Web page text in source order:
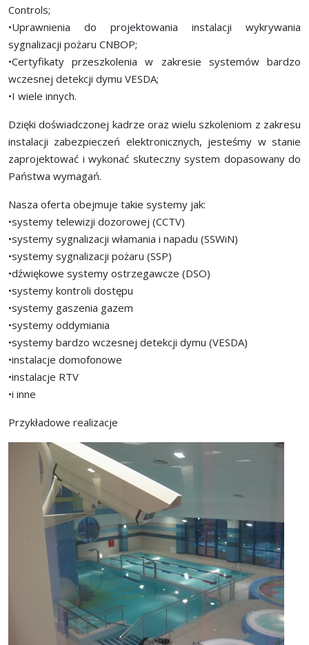
Controls;
•Uprawnienia do projektowania instalacji wykrywania
sygnalizacji pożaru CNBOP;
•Certyfikaty przeszkolenia w zakresie systemów bardzo
wczesnej detekcji dymu VESDA;
•I wiele innych.
Dzięki doświadczonej kadrze oraz wielu szkoleniom z zakresu
instalacji zabezpieczeń elektronicznych, jesteśmy w stanie
zaprojektować i wykonać skuteczny system dopasowany do
Państwa wymagań.
Nasza oferta obejmuje takie systemy jak:
•systemy telewizji dozorowej (CCTV)
•systemy sygnalizacji włamania i napadu (SSWiN)
•systemy sygnalizacji pożaru (SSP)
•dźwiękowe systemy ostrzegawcze (DSO)
•systemy kontroli dostępu
•systemy gaszenia gazem
•systemy oddymiania
•systemy bardzo wczesnej detekcji dymu (VESDA)
•instalacje domofonowe
•instalacje RTV
•i inne
Przykładowe realizacje